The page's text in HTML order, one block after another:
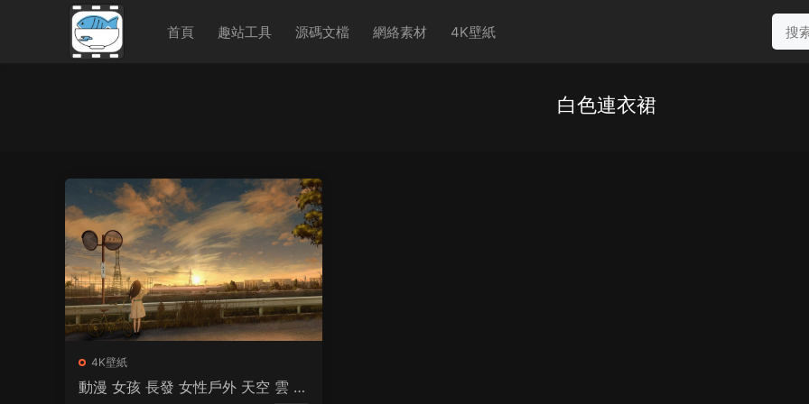
首頁 趣站工具 源碼文檔 網絡素材 4K壁紙
白色連衣裙
4K壁紙
動漫 女孩 長發 女性戶外 天空 雲 陽